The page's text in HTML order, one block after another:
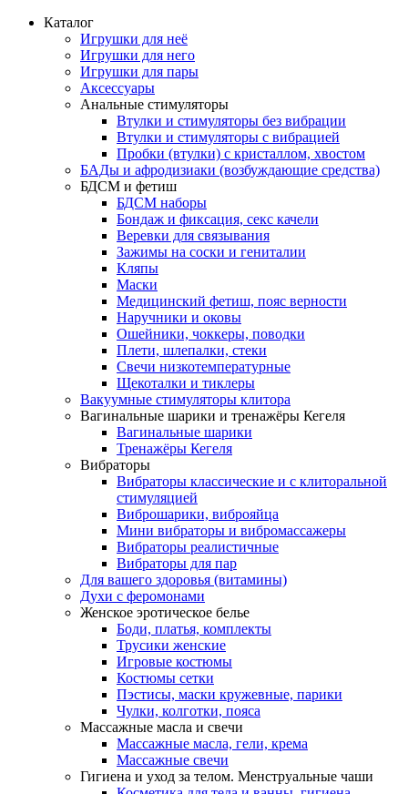
Каталог
Игрушки для неё
Игрушки для него
Игрушки для пары
Аксессуары
Анальные стимуляторы
Втулки и стимуляторы без вибрации
Втулки и стимуляторы с вибрацией
Пробки (втулки) с кристаллом, хвостом
БАДы и афродизиаки (возбуждающие средства)
БДСМ и фетиш
БДСМ наборы
Бондаж и фиксация, секс качели
Веревки для связывания
Зажимы на соски и гениталии
Кляпы
Маски
Медицинский фетиш, пояс верности
Наручники и оковы
Ошейники, чоккеры, поводки
Плети, шлепалки, стеки
Свечи низкотемпературные
Щекоталки и тиклеры
Вакуумные стимуляторы клитора
Вагинальные шарики и тренажёры Кегеля
Вагинальные шарики
Тренажёры Кегеля
Вибраторы
Вибраторы классические и с клиторальной
стимуляцией
Виброшарики, виброяйца
Мини вибраторы и вибромассажеры
Вибраторы реалистичные
Вибраторы для пар
Для вашего здоровья (витамины)
Духи с феромонами
Женское эротическое белье
Боди, платья, комплекты
Трусики женские
Игровые костюмы
Костюмы сетки
Пэстисы, маски кружевные, парики
Чулки, колготки, пояса
Массажные масла и свечи
Массажные масла, гели, крема
Массажные свечи
Гигиена и уход за телом. Менструальные чаши